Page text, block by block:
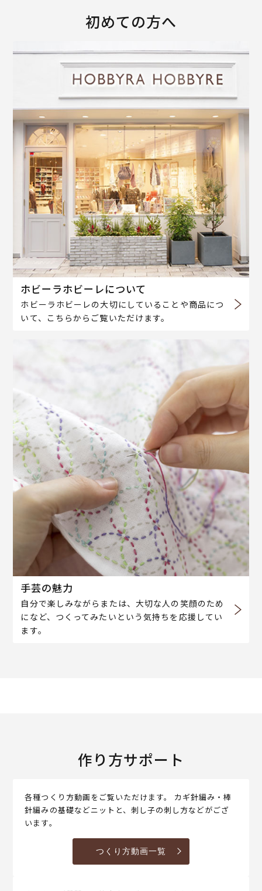
初めての方へ
ホビーラホビーレについて
ホビーラホビーレの大切にしていることや商品につ
いて、こちらからご覧いただけます。
手芸の魅力
自分で楽しみながらまたは、大切な人の笑顔のため
になど、つくってみたいという気持ちを応援してい
ます。
作り方サポート
各種つくり方動画をご覧いただけます。 カギ針編み・棒
針編みの基礎などニットと、刺し子の刺し方などがござ
います。
つくり方動画一覧